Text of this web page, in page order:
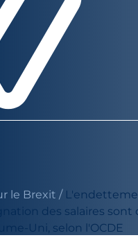
le Brexit /
des salaires sont
Uni, selon l'OCDE